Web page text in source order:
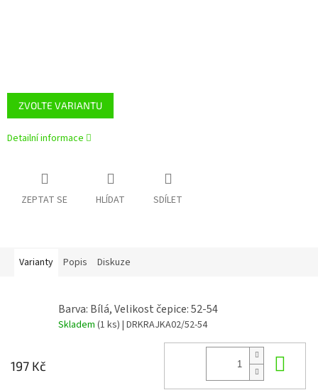
ZVOLTE VARIANTU
Detailní informace
ZEPTAT SE HLÍDAT SDÍLET
Varianty Popis Diskuze
Barva: Bílá, Velikost čepice: 52-54
Skladem (1 ks) | DRKRAJKA02/52-54
197 Kč